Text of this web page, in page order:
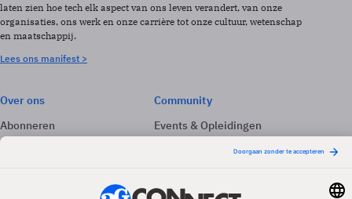
laten zien hoe tech elk aspect van ons leven verandert, van onze
organisaties, ons werk en onze carrière tot onze cultuur, wetenschap
en maatschappij.
Lees ons manifest >
Over ons
Abonneren
Adverteren
Community
Events & Opleidingen